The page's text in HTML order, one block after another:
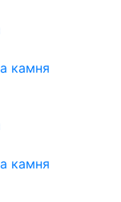
камня
камня